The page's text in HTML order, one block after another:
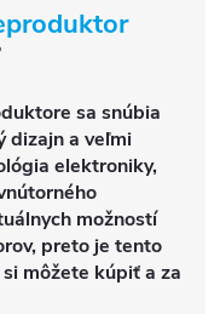
sa snúbia
dizajn a veľmi
elektroniky,
možností
preto je tento
môžete kúpiť a za